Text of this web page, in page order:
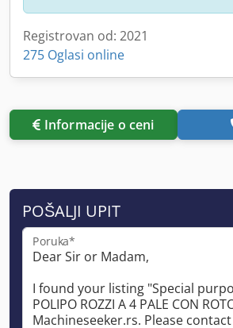
Registrovan od: 2021
275 Oglasi online
Informacije o ceni
POŠALJI UPIT
Poruka*